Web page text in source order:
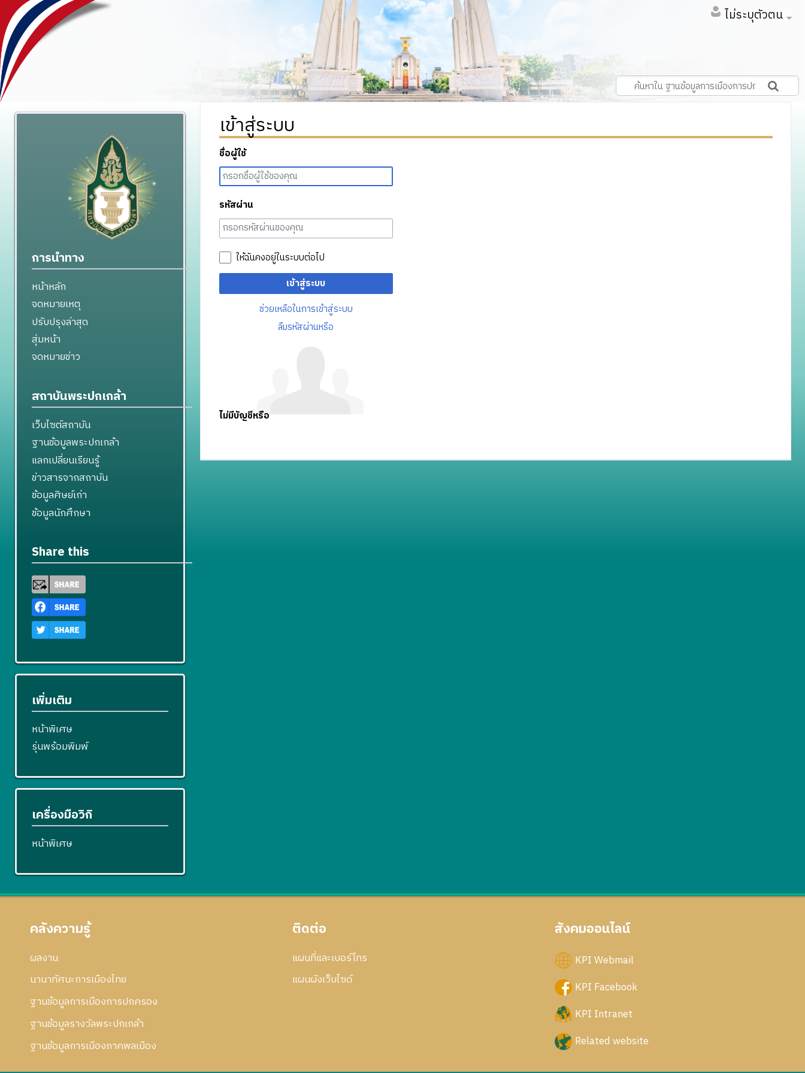
ไม่ระบุตัวตน
เข้าสู่ระบบ
ชื่อผู้ใช้
รหัสผ่าน
ให้ฉันคงอยู่ในระบบต่อไป
เข้าสู่ระบบ
ช่วยเหลือในการเข้าสู่ระบบ
ลืมรหัสผ่านหรือ
ไม่มีบัญชีหรือ
การนำทาง
หน้าหลัก
จดหมายเหตุ
ปรับปรุงล่าสุด
สุ่มหน้า
จดหมายข่าว
สถาบันพระปกเกล้า
เว็บไซต์สถาบัน
ฐานข้อมูลพระปกเกล้า
แลกเปลี่ยนเรียนรู้
ข่าวสารจากสถาบัน
ข้อมูลศิษย์เก่า
ข้อมูลนักศึกษา
Share this
เพิ่มเติม
หน้าพิเศษ
รุ่นพร้อมพิมพ์
เครื่องมือวิกิ
หน้าพิเศษ
คลังความรู้
ผลงาน
นานาทัศนะการเมืองไทย
ฐานข้อมูลการเมืองการปกครอง
ฐานข้อมูลรางวัลพระปกเกล้า
ฐานข้อมูลการเมืองภาคพลเมือง
ติดต่อ
แผนที่และเบอร์โทร
แผนผังเว็บไซด์
สังคมออนไลน์
KPI Webmail
KPI Facebook
KPI Intranet
Related website